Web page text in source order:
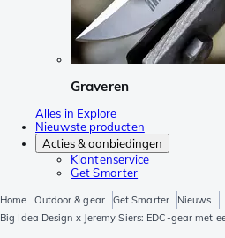
Graveren
Alles in Explore
Nieuwste producten
Acties & aanbiedingen
Klantenservice
Get Smarter
Home Outdoor & gear Get Smarter
Nieuws
Big Idea Design x Jeremy Siers: EDC-gear met